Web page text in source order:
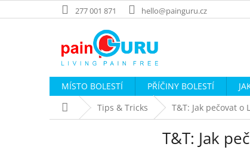
na
277 001 871 hello@painguru.cz
MÍSTO BOLESTÍ PŘÍČINY BOLESTÍ
Domů Tips & Tricks T&T: Jak pečovat o
T&T: Jak